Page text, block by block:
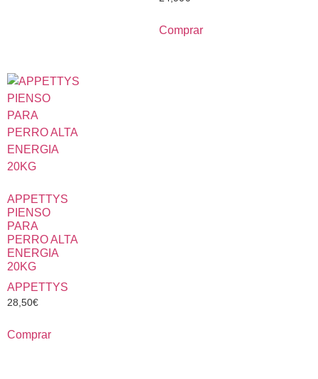
Comprar
APPETTYS
PIENSO
PARA
PERRO ALTA
ENERGIA
20KG
APPETTYS
28,50€
Comprar